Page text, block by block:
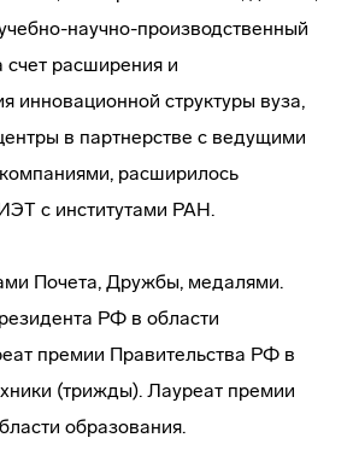
научно-производственный
расширения и
инновационной структуры вуза,
в партнерстве с ведущими
расширилось
с институтами РАН.
Почета, Дружбы, медалями.
РФ в области
премии Правительства РФ в
(трижды). Лауреат премии
образования.